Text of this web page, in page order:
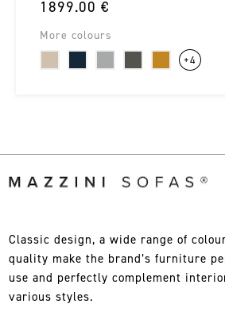
1899.00 €
More colours
+4
Classic design, a wide range of
quality make the brand’s furniture
use and perfectly complement
various styles.